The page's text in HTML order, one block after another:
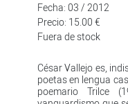
Fecha: 03 / 2012
Precio: 15.00 €
Fuera de stock
César Vallejo es,
poetas en lengua
poemario Trilce